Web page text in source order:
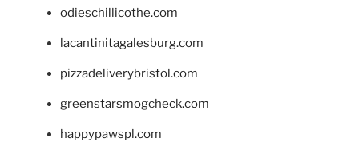
odieschillicothe.com
lacantinitagalesburg.com
pizzadeliverybristol.com
greenstarsmogcheck.com
happypawspl.com